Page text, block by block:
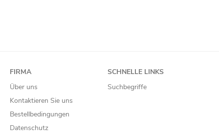
FIRMA
Über uns
Kontaktieren Sie uns
Bestellbedingungen
Datenschutz
SCHNELLE LINKS
Suchbegriffe